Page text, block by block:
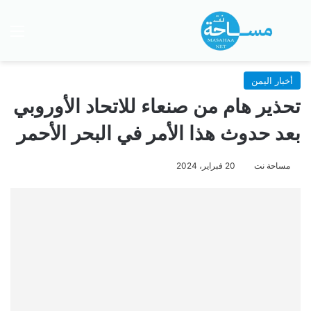
بحث عن
أخبار اليمن
تحذير هام من صنعاء للاتحاد الأوروبي
بعد حدوث هذا الأمر في البحر الأحمر
مساحة نت 20 فبراير، 2024